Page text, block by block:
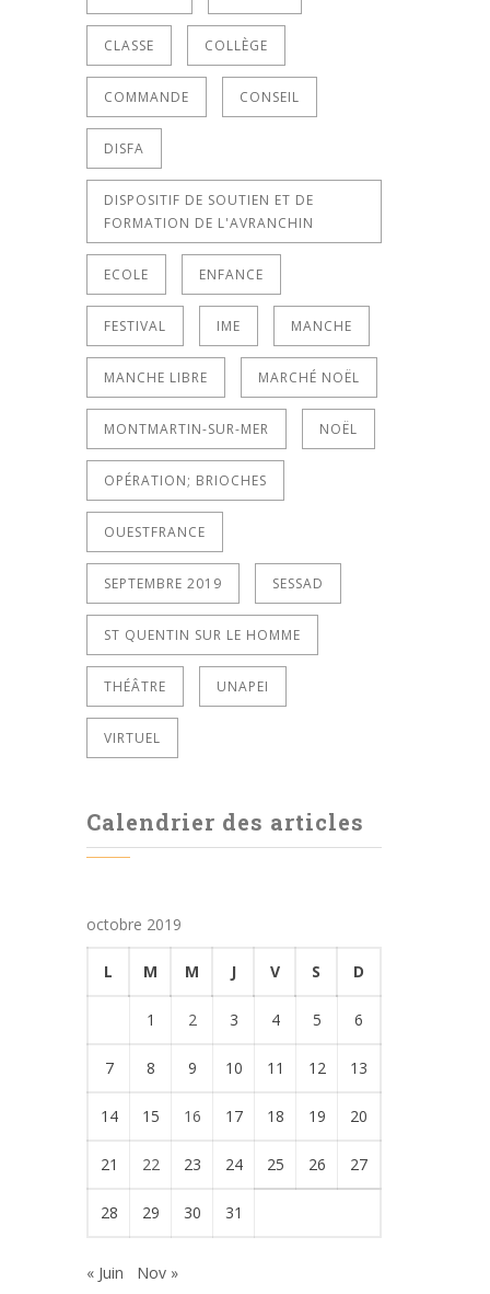
CLASSE COLLÈGE
COMMANDE CONSEIL
DISFA
DISPOSITIF DE SOUTIEN ET DE
FORMATION DE L'AVRANCHIN
ECOLE ENFANCE
FESTIVAL IME MANCHE
MANCHE LIBRE MARCHÉ NOËL
MONTMARTIN-SUR-MER NOËL
OPÉRATION; BRIOCHES
OUESTFRANCE
SEPTEMBRE 2019 SESSAD
ST QUENTIN SUR LE HOMME
THÉÂTRE UNAPEI
VIRTUEL
Calendrier des articles
octobre 2019
L M M J V S D
1 2 3 4 5 6
7 8 9 10 11 12 13
14 15 16 17 18 19 20
21 22 23 24 25 26 27
28 29 30 31
« Juin Nov »